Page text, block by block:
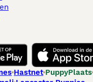
Hastnet PuppyPlaats